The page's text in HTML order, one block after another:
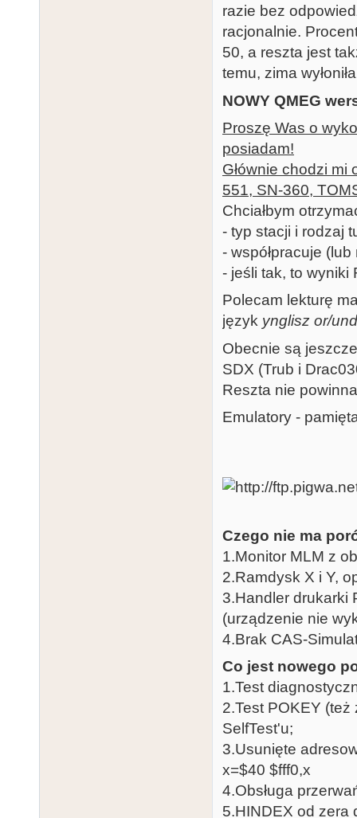
razie bez
racjonalnie.
50, a reszta jest
temu, zima
NOWY QMEG
Proszę Was o
posiadam!
Głównie chodzi
551, SN-360,
Chciałbym
- typ stacji i rodzaj
- współpracuje (lub
- jeśli tak, to wyniki
Polecam lekturę
język ynglisz or/
Obecnie są
SDX (Trub i
Reszta nie
Emulatory -
Czego nie ma
1.Monitor MLM z
2.Ramdysk X i Y,
3.Handler drukarki
(urządzenie nie
4.Brak CAS-
Co jest nowego
1.Test
2.Test POKEY
SelfTest'u;
3.Usunięte
x=$40 $fff0,x
4.Obsługa
5.HINDEX od zera